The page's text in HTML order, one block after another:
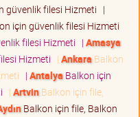
güvenlik filesi Hizmeti |
için güvenlik filesi Hizmeti
filesi Hizmeti | Amasya
Hizmeti | Ankara Balkon
| Antalya Balkon için
| ArtvinBalkon için file,
Balkon için file, Balkon